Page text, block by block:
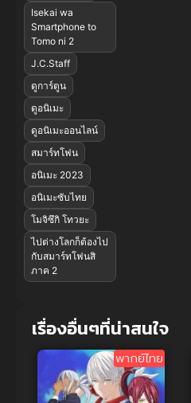
Isekai wa
Smartphone to
Tomo ni 2
J.C.Staff
ดูการ์ตูน
ดูอนิเมะ
ดูอนิเมะออนไลน์
สมาร์ทโฟน
อนิเมะ 2023
อนิเมะซับไทย
โมจิซึกิ โทวยะ
ไปต่างโลกก็ต้องไป
กับสมาร์ทโฟนสิ
ภาค 2
เรื่องอื่นๆที่น่าสนใจ
พากย์ไทย